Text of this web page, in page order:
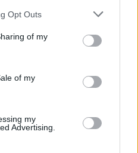
Opt Outs
of my
of my
my
Advertising.